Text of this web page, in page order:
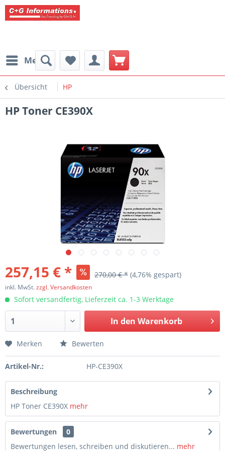
Menü
Übersicht HP
HP Toner CE390X
257,15 € * 270,00 € * (4,76% gespart)
inkl. MwSt.zzgl. Versandkosten
Sofort versandfertig, Lieferzeit ca. 1-3 Werktage
In den Warenkorb
Merken Bewerten
Artikel-Nr.: HP-CE390X
Beschreibung
HP Toner CE390X mehr
Bewertungen
0
Bewertungen lesen, schreiben und diskutieren... mehr